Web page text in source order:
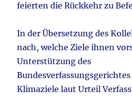
feierten die Rückkehr zu
In der Übersetzung des
nach, welche Ziele ihnen
Unterstützung des
Klimaziele laut Urteil